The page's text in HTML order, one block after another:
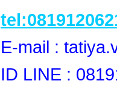
E-mail :
ID LINE :